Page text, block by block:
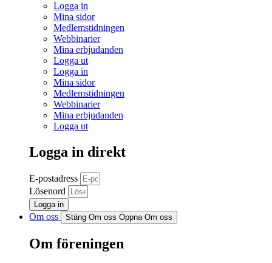
Logga in
Mina sidor
Medlemstidningen
Webbinarier
Mina erbjudanden
Logga ut
Logga in
Mina sidor
Medlemstidningen
Webbinarier
Mina erbjudanden
Logga ut
Logga in direkt
E-postadress
Lösenord
Logga in
Om oss Stäng Om oss Öppna Om oss
Om föreningen